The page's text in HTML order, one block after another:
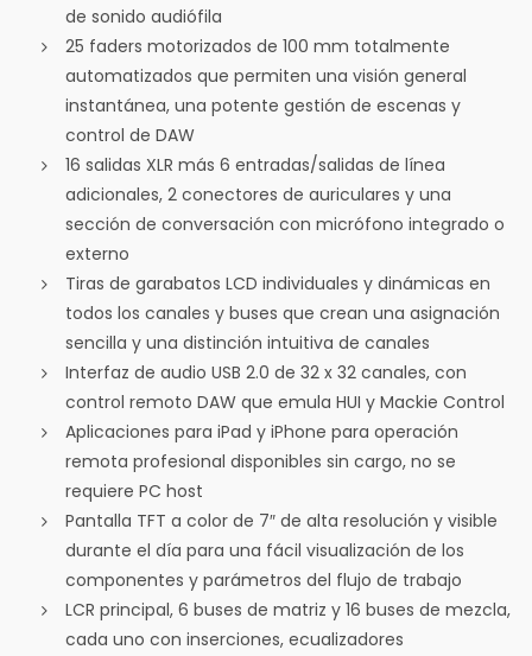
de sonido audiófila
25 faders motorizados de 100 mm totalmente
automatizados que permiten una visión general
instantánea, una potente gestión de escenas y
control de DAW
16 salidas XLR más 6 entradas/salidas de línea
adicionales, 2 conectores de auriculares y una
sección de conversación con micrófono integrado o
externo
Tiras de garabatos LCD individuales y dinámicas en
todos los canales y buses que crean una asignación
sencilla y una distinción intuitiva de canales
Interfaz de audio USB 2.0 de 32 x 32 canales, con
control remoto DAW que emula HUI y Mackie Control
Aplicaciones para iPad y iPhone para operación
remota profesional disponibles sin cargo, no se
requiere PC host
Pantalla TFT a color de 7″ de alta resolución y visible
durante el día para una fácil visualización de los
componentes y parámetros del flujo de trabajo
LCR principal, 6 buses de matriz y 16 buses de mezcla,
cada uno con inserciones, ecualizadores